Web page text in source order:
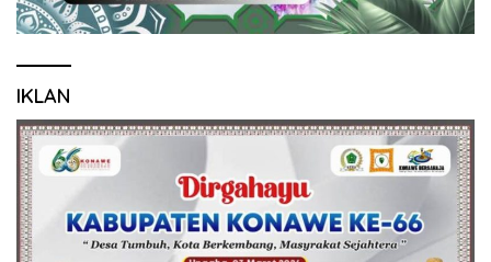
IKLAN